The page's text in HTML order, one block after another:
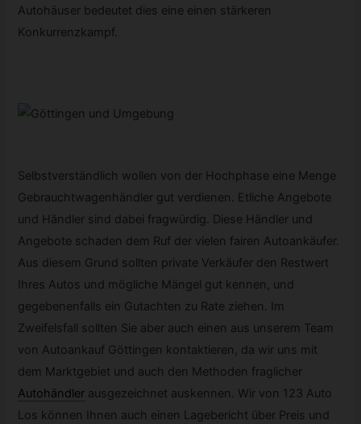
Autohäuser bedeutet dies eine einen stärkeren
Konkurrenzkampf.
Selbstverständlich wollen von der Hochphase eine Menge
Gebrauchtwagenhändler gut verdienen. Etliche Angebote
und Händler sind dabei fragwürdig. Diese Händler und
Angebote schaden dem Ruf der vielen fairen Autoankäufer.
Aus diesem Grund sollten private Verkäufer den Restwert
Ihres Autos und mögliche Mängel gut kennen, und
gegebenenfalls ein Gutachten zu Rate ziehen. Im
Zweifelsfall sollten Sie aber auch einen aus unserem Team
von Autoankauf Göttingen kontaktieren, da wir uns mit
dem Marktgebiet und auch den Methoden fraglicher
Autohändler ausgezeichnet auskennen. Wir von 123 Auto
Los können Ihnen auch einen Lagebericht über Preis und